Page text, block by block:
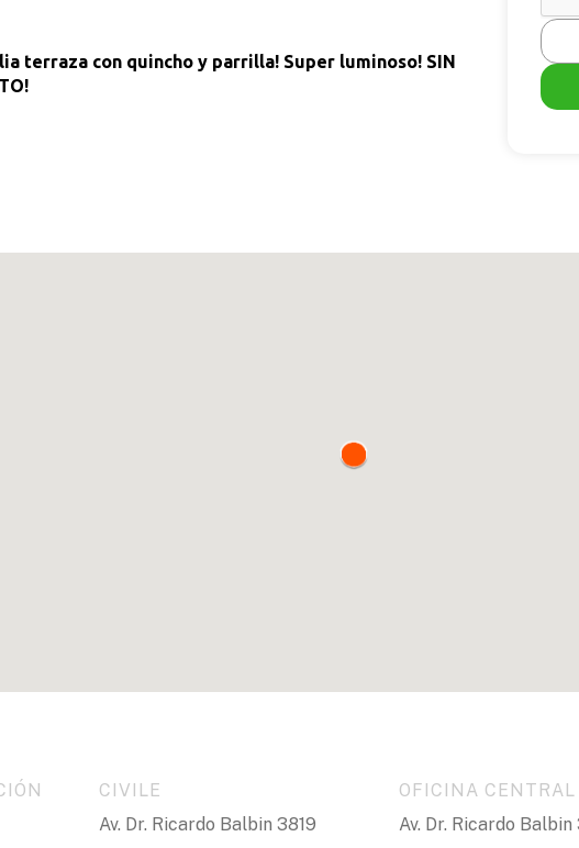
terraza con quincho y parrilla! Super luminoso! SIN
o para dejar bicicletas.
distribución. Amplio living comedor, con salida al balcón
ventana , pisos parquet en muy buen estado.
m2 / Superficie semi: 0.44 m2 / Superficie descubierta:
CIVILE
Av. Dr. Ricardo Balbin 3819
OFICINA CENTRAL
Av. Dr. Ricardo Balbin